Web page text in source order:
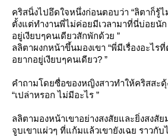
คริสนิ่งไปอึดใจหนึ่งก่อนตอบว่า “ลิตาก็รู้
ตั้งแต่ทำงานพี่ไม่ค่อยมีเวลามาที่นี่บ่อยนั
อยู่เงียบๆคนเดียวสักพักด้วย ”
ลลิตาผงกหน้าขึ้นมองเขา “พี่มีเรื่องอะไร
อยากอยู่เงียบๆคนเดียว? ”
คำถามโดยซื่อของหญิงสาวทำให้คริสสะดุ้
“เปล่าหรอก ไม่มีอะไร ”
ลลิตามองหน้าเขาอย่างสงสัยและยิ่งสงสั
จูบเขาแผ่วๆ ที่แก้มแล้วเขายังเฉย ราวกั